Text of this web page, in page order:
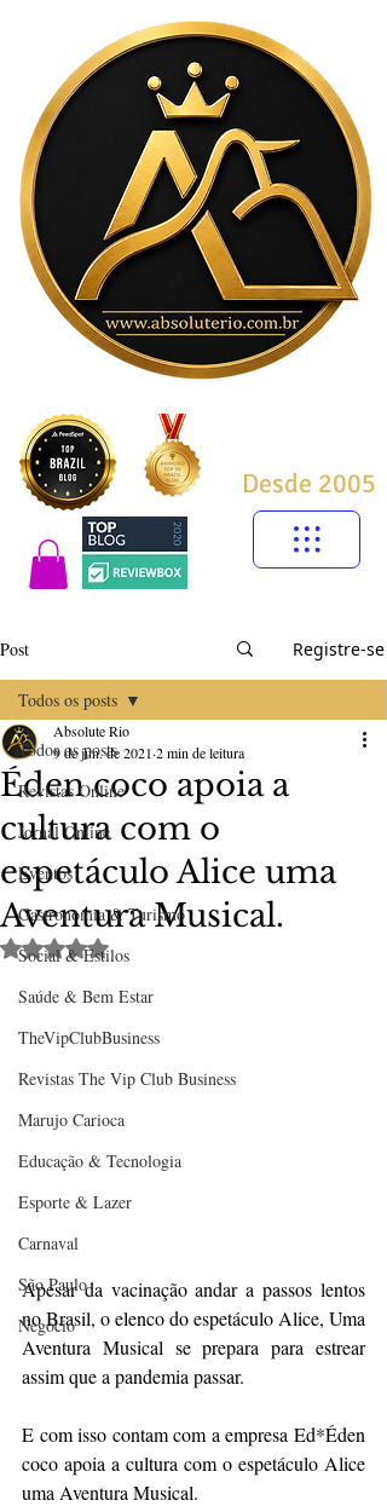
Desde 2005
Post Registre-se
Todos os posts
Revistas Online
Jornal Online
Eventos
Gastronomia & Turismo
Social & Estilos
Saúde & Bem Estar
TheVipClubBusiness
Revistas The Vip Club Business
Marujo Carioca
Educação & Tecnologia
Esporte & Lazer
Carnaval
São Paulo
Negocio
Todos os posts
Éden coco apoia a
cultura com o
espetáculo Alice uma
Aventura Musical.
Absolute Rio
9 de jun. de 2021 2 min de leitura
Avaliado com NaN de 5 estrelas.
Apesar da vacinação andar a passos lentos
no Brasil, o elenco do espetáculo Alice, Uma
Aventura Musical se prepara para estrear
assim que a pandemia passar.
E com isso contam com a empresa Ed*Éden
coco apoia a cultura com o espetáculo Alice
uma Aventura Musical.